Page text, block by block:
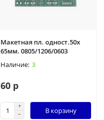
Макетная пл. одност.50х
65мм. 0805/1206/0603
3
60 р
В корзину